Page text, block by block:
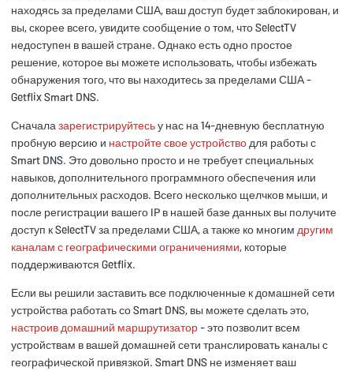
находясь за пределами США, ваш доступ будет заблокирован, и
вы, скорее всего, увидите сообщение о том, что SelectTV
недоступен в вашей стране. Однако есть одно простое
решение, которое вы можете использовать, чтобы избежать
обнаружения того, что вы находитесь за пределами США -
Getflix Smart DNS.
Сначала зарегистрируйтесьу нас на 14-дневную бесплатную
пробную версию и настройте свое устройство для работы с
Smart DNS. Это довольно просто и не требует специальных
навыков, дополнительного программного обеспечения или
дополнительных расходов. Всего несколько щелчков мыши, и
после регистрации вашего IP в нашей базе данных вы получите
доступ к SelectTV за пределами США, а также ко многим другим
каналам с географическими ограничениями, которые
поддерживаются Getflix.
Если вы решили заставить все подключенные к домашней сети
устройства работать со Smart DNS, вы можете сделать это,
настроив домашний маршрутизатор- это позволит всем
устройствам в вашей домашней сети транслировать каналы с
географической привязкой. Smart DNS не изменяет ваш